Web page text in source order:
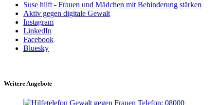
Suse hilft - Frauen und Mädchen mit Behinderung stärken
Aktiv gegen digitale Gewalt
Instagram
LinkedIn
Facebook
Bluesky
Weitere Angebote